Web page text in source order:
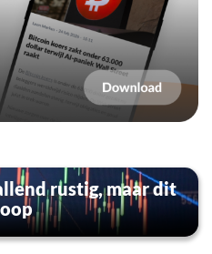
rustig, maar dit